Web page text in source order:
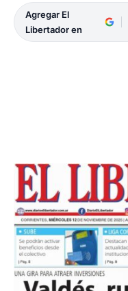
Agregar El
Libertador en